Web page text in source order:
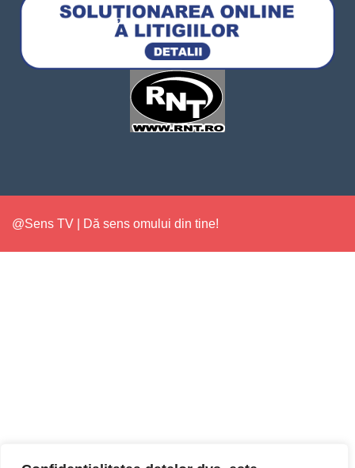
@Sens TV | Dă sens omului din tine!